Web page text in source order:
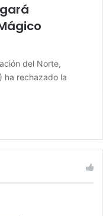
del Norte,
ha rechazado la